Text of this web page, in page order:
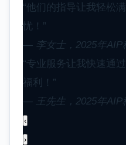
“他们的指导让我轻松
忧！”
— 李女士，2025年AIP
“专业服务让我快速通
福利！”
— 王先生，2025年AIP
‹
›